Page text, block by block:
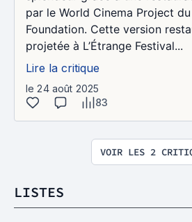
par le World Cinema Project
Foundation. Cette version
projetée à L’Étrange Festival...
Lire la critique
le 24 août 2025
83
VOIR LES 2
LISTES